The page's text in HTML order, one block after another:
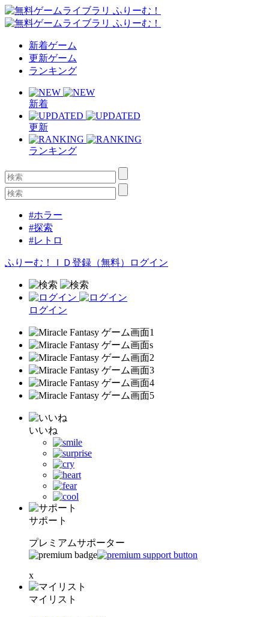
新着ゲーム
更新ゲーム
ランキング
新着
更新
ランキング
#ホラー
#探索
#レトロ
ふりーむ！ＩＤ登録（無料） ログイン
ログイン
いいね
サポート
プレミアムサポーター
x
マイリスト